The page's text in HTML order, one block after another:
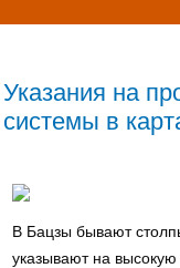
Указания на
системы в
В Бацзы бывают
указывают на высокую